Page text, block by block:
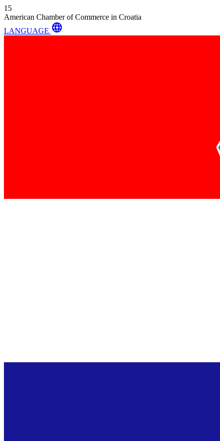
15
American Chamber of Commerce in Croatia
LANGUAGE language